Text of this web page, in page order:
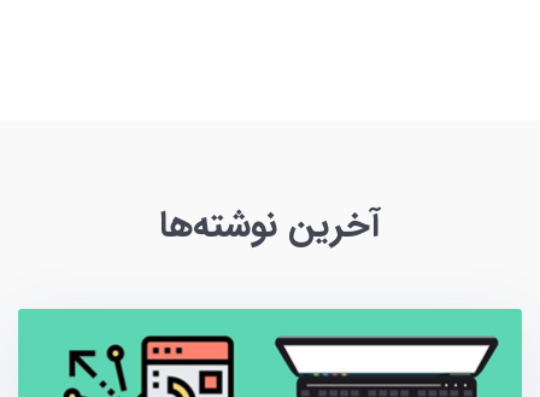
آخرین نوشته‌ها